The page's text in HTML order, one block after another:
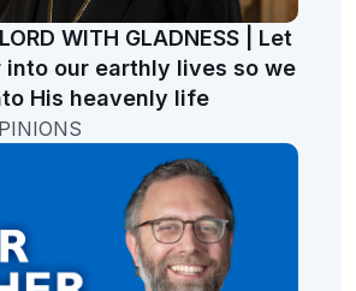
WITH GLADNESS | Let
into our earthly lives so we
His heavenly life